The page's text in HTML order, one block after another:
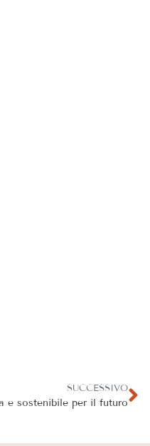
SUCCESSIVO
e sostenibile per il futuro